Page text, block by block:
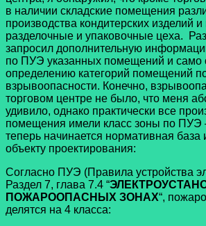
в наличии складские помещения
производства кондитерских изделий
разделочные и упаковочные цеха.
запросил дополнительную
по ПУЭ указанных помещений и само
определению категорий помещений
взрывоопасности. Конечно,
торговом центре не было, что меня
удивило, однако практически все
помещения имели класс зоны по ПУЭ
теперь начинается нормативная
объекту проектирования:
Согласно ПУЭ (Правила устройства
Раздел 7, глава 7.4 “
ПОЖАРООПАСНЫХ ЗОНАХ“,
делятся на 4 класса: